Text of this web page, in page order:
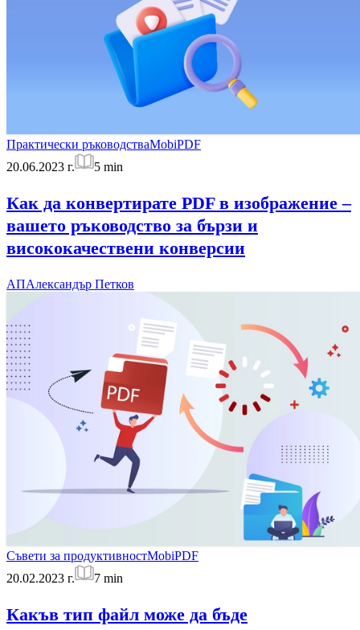
Практически ръководстваMobiPDF
20.06.2023 г.
5 min
Как да конвертирате PDF в изображение –
вашето ръководство за бързи и
висококачествени конверсии
АПАлександър Петков
Съвети за продуктивностMobiPDF
20.02.2023 г.
7 min
Какъв тип файл може да бъде